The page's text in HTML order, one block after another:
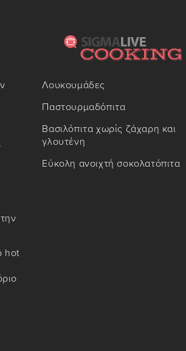
hot
Λουκουμάδες
Παστουρμαδόπιτα
Βασιλόπιτα χωρίς ζάχαρη και
γλουτένη
Εύκολη ανοιχτή σοκολατόπιτα